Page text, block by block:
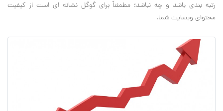
رتبه بندی باشد و چه نباشد؛ مطمئناً برای گوگل نشانه ای است از کیفیت
محتوای وبسایت شما.